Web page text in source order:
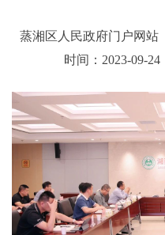
蒸湘区人民政府门户网站
时间：2023-09-24